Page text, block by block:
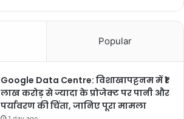
Popular
Google Data Centre: विशाखापट्टनम में ₹1
लाख करोड़ से ज्यादा के प्रोजेक्ट पर पानी और
पर्यावरण की चिंता, जानिए पूरा मामला